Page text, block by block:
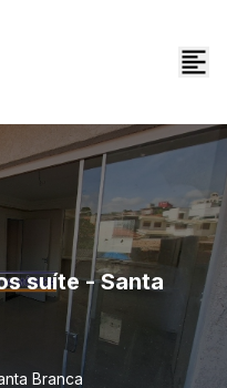
suíte - Santa
Branca